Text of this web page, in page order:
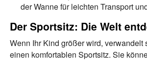
der Wanne für leichten Transport
Der Sportsitz: Die Welt
Wenn Ihr Kind größer wird, verwandelt
einen komfortablen Sportsitz. Sie